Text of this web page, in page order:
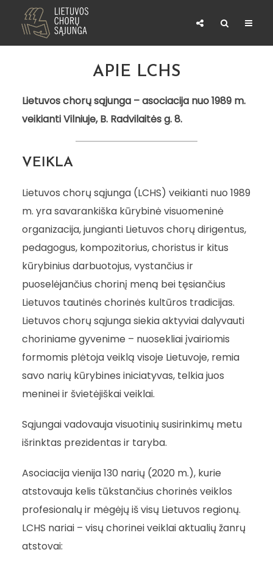
APIE LCHS
Lietuvos chorų sąjunga – asociacija nuo 1989 m.
veikianti Vilniuje, B. Radvilaitės g. 8.
VEIKLA
Lietuvos chorų sąjunga (LCHS) veikianti nuo 1989
m. yra savarankiška kūrybinė visuomeninė
organizacija, jungianti Lietuvos chorų dirigentus,
pedagogus, kompozitorius, choristus ir kitus
kūrybinius darbuotojus, vystančius ir
puoselėjančius chorinį meną bei tęsiančius
Lietuvos tautinės chorinės kultūros tradicijas.
Lietuvos chorų sąjunga siekia aktyviai dalyvauti
choriniame gyvenime – nuosekliai įvairiomis
formomis plėtoja veiklą visoje Lietuvoje, remia
savo narių kūrybines iniciatyvas, telkia juos
meninei ir švietėjiškai veiklai.
Sąjungai vadovauja visuotinių susirinkimų metu
išrinktas prezidentas ir taryba.
Asociacija vienija 130 narių (2020 m.), kurie
atstovauja kelis tūkstančius chorinės veiklos
profesionalų ir mėgėjų iš visų Lietuvos regionų.
LCHS nariai – visų chorinei veiklai aktualių žanrų
atstovai: